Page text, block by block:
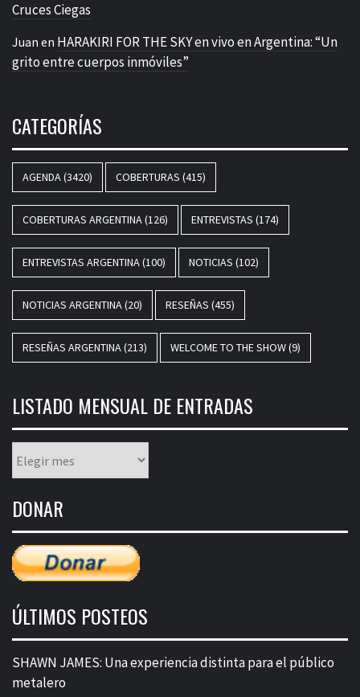
Cruces Ciegas
Juan en HARAKIRI FOR THE SKY en vivo en Argentina: “Un
grito entre cuerpos inmóviles”
CATEGORÍAS
AGENDA(3420) COBERTURAS (415)
COBERTURAS ARGENTINA(126) ENTREVISTAS (174)
ENTREVISTAS ARGENTINA(100) NOTICIAS (102)
NOTICIAS ARGENTINA(20) RESEÑAS (455)
RESEÑAS ARGENTINA(213) WELCOME TO THE SHOW(9)
LISTADO MENSUAL DE ENTRADAS
mensual
entradas
DONAR
ÚLTIMOS POSTEOS
SHAWN JAMES: Una experiencia distinta para el público
metalero